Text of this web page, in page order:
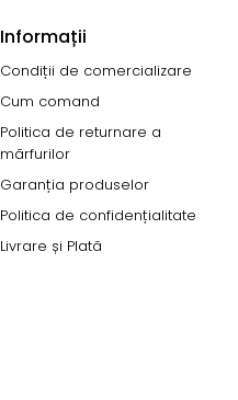
Informații
Condiții de comercializare
Cum comand
Politica de returnare a
mărfurilor
Garanția produselor
Politica de confidențialitate
Livrare și Plată